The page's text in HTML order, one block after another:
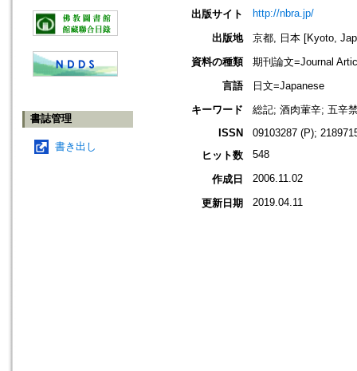
書誌管理
書き出し
出版サイト
http://nbra.jp/
出版地
京都, 日本 [Kyoto,
資料の種類
期刊論文=Journal
言語
日文=Japanese
キーワード
総記; 酒肉葷辛; 五辛
ISSN
09103287 (P);
ヒット数
548
作成日 2006.11.02
更新日期 2019.04.11